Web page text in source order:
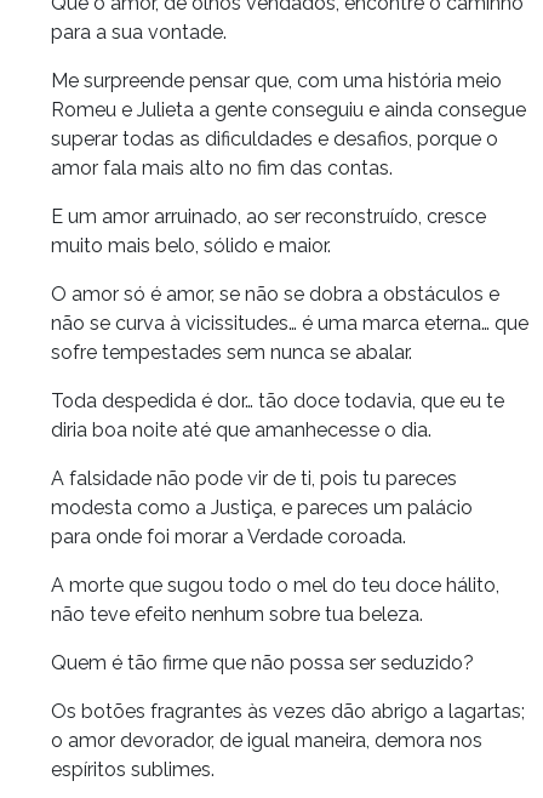
para a sua vontade.
Me surpreende pensar que, com uma história meio
Romeu e Julieta a gente conseguiu e ainda consegue
superar todas as dificuldades e desafios, porque o
amor fala mais alto no fim das contas.
E um amor arruinado, ao ser reconstruído, cresce
muito mais belo, sólido e maior.
O amor só é amor, se não se dobra a obstáculos e
não se curva à vicissitudes… é uma marca eterna… que
sofre tempestades sem nunca se abalar.
Toda despedida é dor… tão doce todavia, que eu te
diria boa noite até que amanhecesse o dia.
A falsidade não pode vir de ti, pois tu pareces
modesta como a Justiça, e pareces um palácio
para onde foi morar a Verdade coroada.
A morte que sugou todo o mel do teu doce hálito,
não teve efeito nenhum sobre tua beleza.
Quem é tão firme que não possa ser seduzido?
Os botões fragrantes às vezes dão abrigo a lagartas;
o amor devorador, de igual maneira, demora nos
espíritos sublimes.